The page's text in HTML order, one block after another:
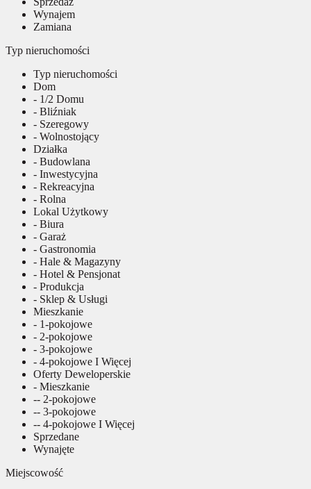
Wynajem
Zamiana
Typ nieruchomości
Typ nieruchomości
Dom
- 1/2 Domu
- Bliźniak
- Szeregowy
- Wolnostojący
Działka
- Budowlana
- Inwestycyjna
- Rekreacyjna
- Rolna
Lokal Użytkowy
- Biura
- Garaż
- Gastronomia
- Hale & Magazyny
- Hotel & Pensjonat
- Produkcja
- Sklep & Usługi
Mieszkanie
- 1-pokojowe
- 2-pokojowe
- 3-pokojowe
- 4-pokojowe I Więcej
Oferty Deweloperskie
- Mieszkanie
-- 2-pokojowe
-- 3-pokojowe
-- 4-pokojowe I Więcej
Sprzedane
Wynajęte
Miejscowość